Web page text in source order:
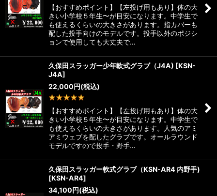
【おすすめポイント】【左投げ用もあり】体の大
きい小学校５年生〜が目安になります。中学生で
も使えるくらいの大きさがあります。指カバーも
配した投手向けのモデルです。投手以外のポジシ
ョンで使用しても大丈夫で…
久保田スラッガー少年軟式グラブ（J4A) [KSN-
J4A]
22,000円(税込)
【おすすめポイント】【左投げ用もあり】体の大
きい小学校５年生〜が目安になります。中学生で
も使えるくらいの大きさがあります。人気のアミ
アミウェブを配したグラブです。オールラウンド
モデルですので投手・野手…
久保田スラッガー軟式グラブ（KSN-AR4 内野手)
[KSN-AR4]
34,100円(税込)